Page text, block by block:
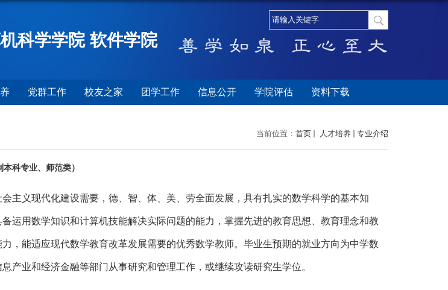
科学学院 软件学院
党群工作 校友之家 团学工作 信息公开 学院评估 资料下载
当前位置： 首页 人才培养 专业介绍
科专业、师范类）
主义现代化建设需要，德、智、体、美、劳全面发展，具有扎实的数学科学的基本知
运用数学知识和计算机技能解决实际问题的能力，掌握先进的教育思想、教育理念和教
，能适应现代数学教育改革发展需要的优秀数学教师。毕业生预期的就业方向为中学数
产业和经济金融等部门从事研究和管理工作，或继续攻读研究生学位。